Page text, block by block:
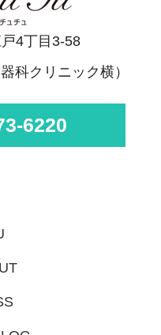
4丁目3-58
科クリニック横）
6220